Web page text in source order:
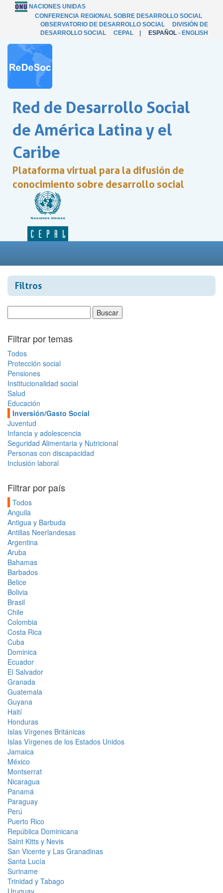
NACIONES UNIDAS
CONFERENCIA REGIONAL SOBRE DESARROLLO SOCIAL
OBSERVATORIO DE DESARROLLO SOCIAL
DIVISIÓN DE
DESARROLLO SOCIAL
CEPAL ESPAÑOL - ENGLISH
Red de Desarrollo Social
de América Latina y el
Caribe
Plataforma virtual para la difusión de
conocimiento sobre desarrollo social
Filtros
Filtrar por temas
Todos
Protección social
Pensiones
Institucionalidad social
Salud
Educación
Inversión/Gasto Social
Juventud
Infancia y adolescencia
Seguridad Alimentaria y Nutricional
Personas con discapacidad
Inclusión laboral
Filtrar por país
Todos
Anguila
Antigua y Barbuda
Antillas Neerlandesas
Argentina
Aruba
Bahamas
Barbados
Belice
Bolivia
Brasil
Chile
Colombia
Costa Rica
Cuba
Dominica
Ecuador
El Salvador
Granada
Guatemala
Guyana
Haití
Honduras
Islas Vírgenes Británicas
Islas Vírgenes de los Estados Unidos
Jamaica
México
Montserrat
Nicaragua
Panamá
Paraguay
Perú
Puerto Rico
República Dominicana
Saint Kitts y Nevis
San Vicente y Las Granadinas
Santa Lucía
Suriname
Trinidad y Tabago
Uruguay